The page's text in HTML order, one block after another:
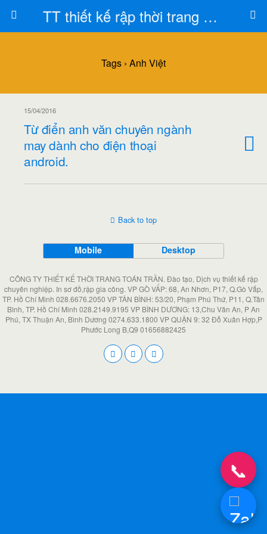
TT thiết kế rập thời trang Toán Trần
Tags › Anh Việt
15/04/2016
Từ điển anh văn chuyên ngành
may dành cho điện thoại
android.
Back to top
Mobile Desktop
CÔNG TY THIẾT KẾ THỜI TRANG TOÁN TRẦN. Đào tạo, Dịch vụ thiết kế rập
chuyên nghiệp. In sơ đồ,rập gia công. VP GÒ VẤP: 68, An Nhơn, P17, Q.Gò Vấp,
TP. Hồ Chí Minh 028.6676.2050 VP TÂN BÌNH: 53/20, Phạm Phú Thứ, P11, Q.Tân
Bình, TP. Hồ Chí Minh 028.2149.9195 VP BÌNH DƯƠNG: 13,Chu Văn An, P An
Phú, TX Thuận An, Bình Dương 0274.633.1800 VP QUẬN 9: 32 Đỗ Xuân Hợp,P
Phước Long B,Q9 01656882425
📞